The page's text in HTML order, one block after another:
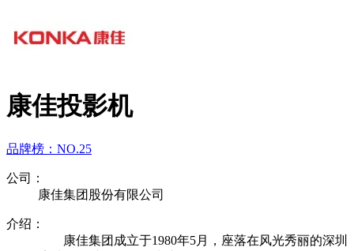
康佳投影机
品牌榜： NO.25
公司：
康佳集团股份有限公司
介绍：
康佳集团成立于1980年5月，座落在风光秀丽的深圳